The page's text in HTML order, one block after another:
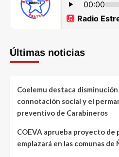
Últimas noticias
Coelemu destaca
connotación social y el
preventivo de Carabineros
COEVA aprueba proyecto de
emplazará en las comunas de